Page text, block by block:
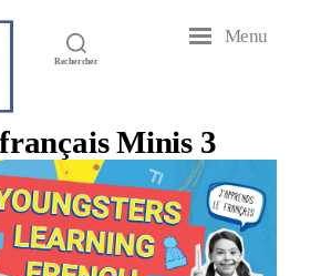
Rechercher
Menu
Minis 3